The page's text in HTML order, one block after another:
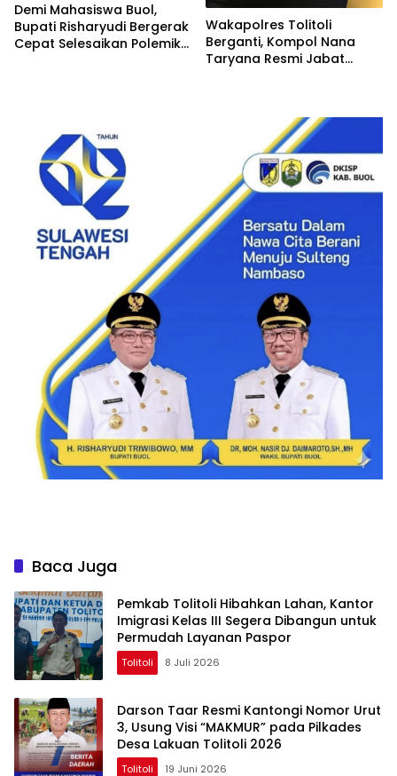
Demi Mahasiswa Buol,
Bupati Risharyudi Bergerak
Cepat Selesaikan Polemik
Wakapolres Tolitoli
Berganti, Kompol Nana
Taryana Resmi Jabat
Baca Juga
Pemkab Tolitoli Hibahkan Lahan, Kantor
Imigrasi Kelas III Segera Dibangun untuk
Permudah Layanan Paspor
Tolitoli 8 Juli 2026
Darson Taar Resmi Kantongi Nomor Urut
3, Usung Visi “MAKMUR” pada Pilkades
Desa Lakuan Tolitoli 2026
Tolitoli 19 Juni 2026